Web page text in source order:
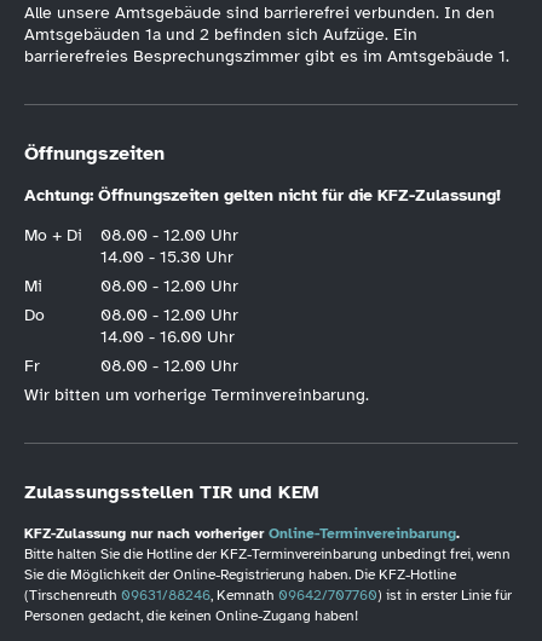
Alle unsere Amtsgebäude sind barrierefrei verbunden. In den
Amtsgebäuden 1a und 2 befinden sich Aufzüge. Ein
barrierefreies Besprechungszimmer gibt es im Amtsgebäude 1.
Öffnungszeiten
Achtung: Öffnungszeiten gelten nicht für die KFZ-Zulassung!
Mo + Di
08.00 - 12.00 Uhr
14.00 - 15.30 Uhr
Mi
08.00 - 12.00 Uhr
Do
08.00 - 12.00 Uhr
14.00 - 16.00 Uhr
Fr
08.00 - 12.00 Uhr
Wir bitten um vorherige Terminvereinbarung.
Zulassungsstellen TIR und KEM
KFZ-Zulassung nur nach vorheriger Online-Terminvereinbarung.
Bitte halten Sie die Hotline der KFZ-Terminvereinbarung unbedingt frei, wenn
Sie die Möglichkeit der Online-Registrierung haben. Die KFZ-Hotline
(Tirschenreuth 09631/88246, Kemnath 09642/707760) ist in erster Linie für
Personen gedacht, die keinen Online-Zugang haben!